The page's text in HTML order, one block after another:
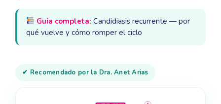
Guía completa: Candidiasis recurrente — por
qué vuelve y cómo romper el ciclo
✔ Recomendado por la Dra. Anet Arias